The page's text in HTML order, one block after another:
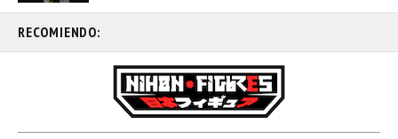
RECOMIENDO: